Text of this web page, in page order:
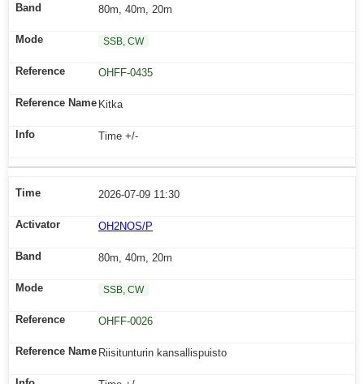
80m, 40m, 20m
SSB, CW
OHFF-0435
Kitka
Time +/-
2026-07-09 11:30
OH2NOS/P
80m, 40m, 20m
SSB, CW
OHFF-0026
Riisitunturin kansallispuisto